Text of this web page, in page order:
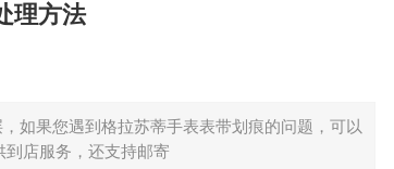
理方法
如果您遇到格拉苏蒂手表表带划痕的问题，可以
店服务，还支持邮寄